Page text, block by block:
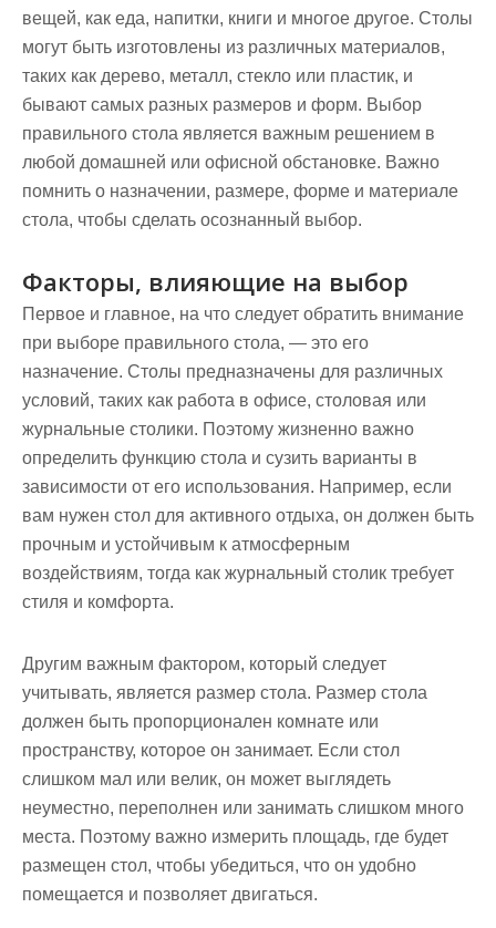
вещей, как еда, напитки, книги и многое другое. Столы
могут быть изготовлены из различных материалов,
таких как дерево, металл, стекло или пластик, и
бывают самых разных размеров и форм. Выбор
правильного стола является важным решением в
любой домашней или офисной обстановке. Важно
помнить о назначении, размере, форме и материале
стола, чтобы сделать осознанный выбор.
Факторы, влияющие на выбор
Первое и главное, на что следует обратить внимание
при выборе правильного стола, — это его
назначение. Столы предназначены для различных
условий, таких как работа в офисе, столовая или
журнальные столики. Поэтому жизненно важно
определить функцию стола и сузить варианты в
зависимости от его использования. Например, если
вам нужен стол для активного отдыха, он должен быть
прочным и устойчивым к атмосферным
воздействиям, тогда как журнальный столик требует
стиля и комфорта.
Другим важным фактором, который следует
учитывать, является размер стола. Размер стола
должен быть пропорционален комнате или
пространству, которое он занимает. Если стол
слишком мал или велик, он может выглядеть
неуместно, переполнен или занимать слишком много
места. Поэтому важно измерить площадь, где будет
размещен стол, чтобы убедиться, что он удобно
помещается и позволяет двигаться.